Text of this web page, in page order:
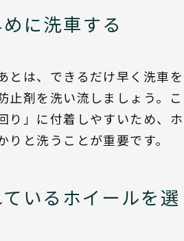
に洗車する
とは、できるだけ早く洗車を
止剤を洗い流しましょう。こ
り」に付着しやすいため、ホ
と洗うことが重要です。
いるホイールを選